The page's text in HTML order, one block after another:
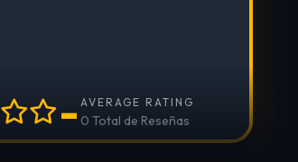
- AVERAGE RATING
0 Total de Reseñas